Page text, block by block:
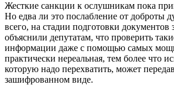
Жесткие санкции к ослушникам пока
Но едва ли это послабление от доброты
всего, на стадии подготовки
объяснили депутатам, что проверить
информации даже с помощью самых
практически нереальная, тем более что
которую надо перехватить, может
зашифрованном виде.